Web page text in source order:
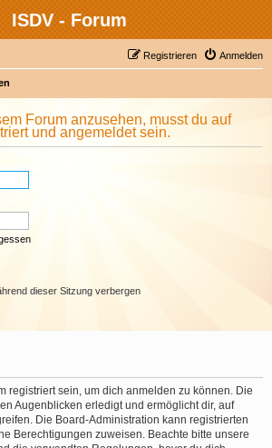
ISDV - Forum
Anmelden
Registrieren
Forum anzusehen, musst du auf
und angemeldet sein.
dieser Sitzung verbergen
registriert sein, um dich anmelden zu können. Die
Augenblicken erledigt und ermöglicht dir, auf
Die Board-Administration kann registrierten
Berechtigungen zuweisen. Beachte bitte unsere